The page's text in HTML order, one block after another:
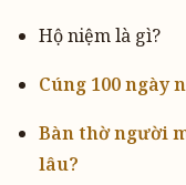
Hộ niệm là gì?
Cúng 100 ngày
Bàn thờ người
lâu?